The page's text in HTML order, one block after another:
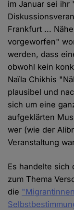
im Januar sei ihr
Frankfurt ...
vorgeworfen"
werden, dass
obwohl kein
Naïla Chikhis
plausibel und
sich um eine
aufgeklärten
wer (wie der
Veranstaltung
Es handelte sich
zum Thema
die